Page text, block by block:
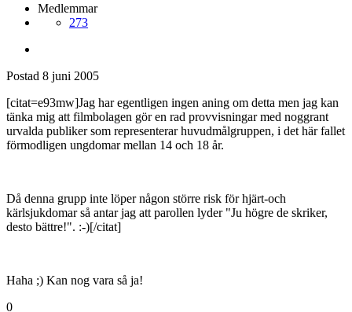
Medlemmar
273
Postad 8 juni 2005
[citat=e93mw]Jag har egentligen ingen aning om detta men jag kan
tänka mig att filmbolagen gör en rad provvisningar med noggrant
urvalda publiker som representerar huvudmålgruppen, i det här fallet
förmodligen ungdomar mellan 14 och 18 år.
Då denna grupp inte löper någon större risk för hjärt-och
kärlsjukdomar så antar jag att parollen lyder "Ju högre de skriker,
desto bättre!". :-)[/citat]
Haha ;) Kan nog vara så ja!
0